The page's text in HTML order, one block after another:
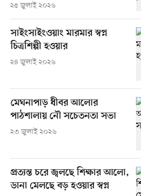
২৫ জুলাই ২০২৬
সাইংসাইংওয়াং মারমার স্বপ্ন
চিত্রশিল্পী হওয়ার
২৪ জুলাই ২০২৬
মেঘনাপাড় ধীবর আলোর
পাঠশালায় নৌ সচেতনতা সভা
২৩ জুলাই ২০২৬
প্রত্যন্ত চরে জ্বলছে শিক্ষার আলো,
ডানা মেলছে বড় হওয়ার স্বপ্ন